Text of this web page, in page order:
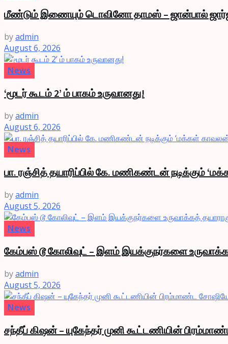
மீண்டும் இணையும் டொவினோ தாமஸ் – ஜான்பால்
byadmin
August 6, 2026
News
‘மூடர் கூடம் 2’ ம் பாகம் உருவானது!
byadmin
August 6, 2026
News
பா. ரஞ்சித் தயாரிப்பில் கே. மணிகண்டன் நடிக்கும்
byadmin
August 5, 2026
News
கேம்பஸ் டூ கோலிவுட் – இளம் இயக்குநர்களை
byadmin
August 5, 2026
News
சந்தீப் கிஷன் – யுகேந்தர் முனி கூட்டணியின்